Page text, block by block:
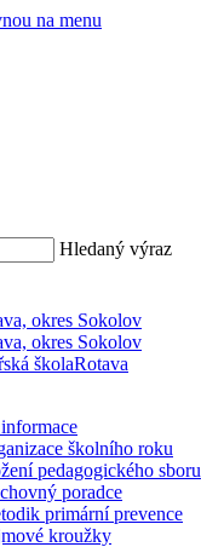
na menu
Hledaný výraz
školaRotava
školního roku
pedagogického sboru
poradce
primární prevence
kroužky